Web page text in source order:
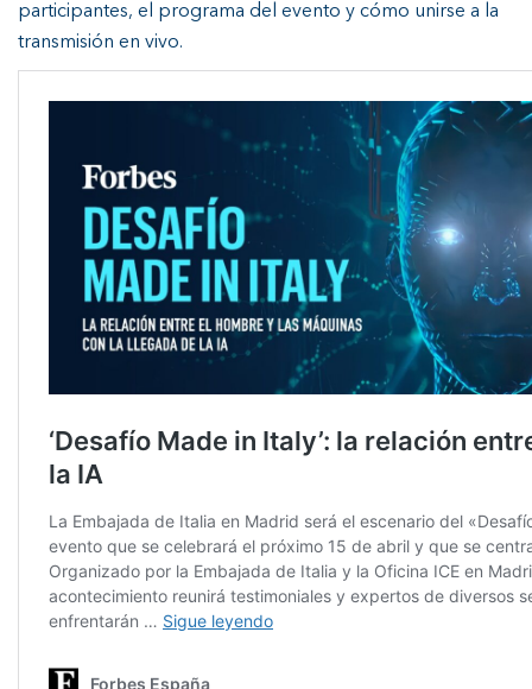
participantes, el programa del evento y cómo unirse a la
transmisión en vivo.